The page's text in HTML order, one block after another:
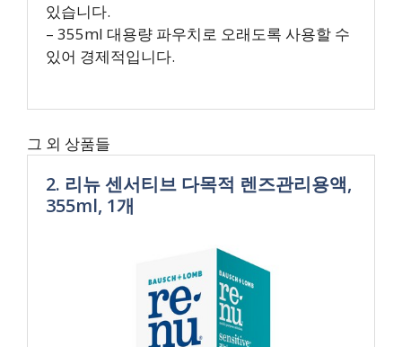
있습니다.
– 355ml 대용량 파우치로 오래도록 사용할 수
있어 경제적입니다.
그 외 상품들
2. 리뉴 센서티브 다목적 렌즈관리용액,
355ml, 1개